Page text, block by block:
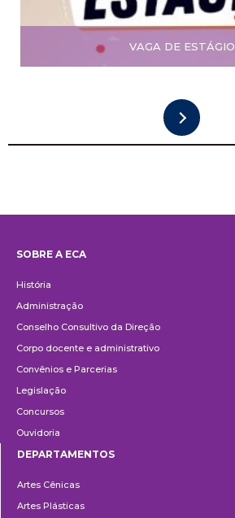
VAGA DE ESTÁGIO
SOBRE A ECA
História
Administração
Conselho Consultivo da Direção
Corpo docente e administrativo
Convênios e Parcerias
Legislação
Concursos
Ouvidoria
DEPARTAMENTOS
Artes Cênicas
Artes Plásticas